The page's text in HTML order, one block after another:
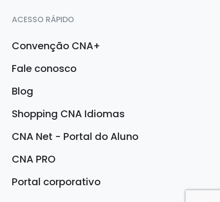
ACESSO RÁPIDO
Convenção CNA+
Fale conosco
Blog
Shopping CNA Idiomas
CNA Net - Portal do Aluno
CNA PRO
Portal corporativo